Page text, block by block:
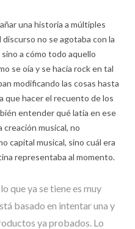
una historia a múltiples
no se agotaba con la
a cómo todo aquello
se oía y se hacía rock en tal
modificando las cosas hasta
que hacer el recuento de los
entender qué latía en ese
musical, no
capital musical, sino cuál era
representaba al momento.
que ya se tiene es muy
basado en intentar una y
ya probados. Lo